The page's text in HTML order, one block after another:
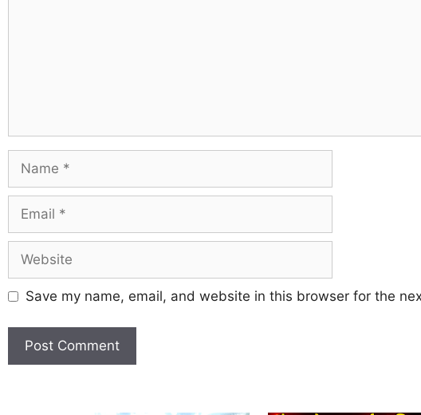
Save my name, email, and website in this browser for the